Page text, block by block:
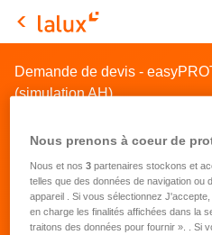
LALUX Assurances
Demande de devis -
(simulation AH)
Demande de
Nous prenons à coeur de
Nous et nos3 partenaires stockons et
telles que des données de navigation ou
appareil . Si vous sélectionnez
en charge les finalités affichées dans la
traitons des données pour fournir ». . Si